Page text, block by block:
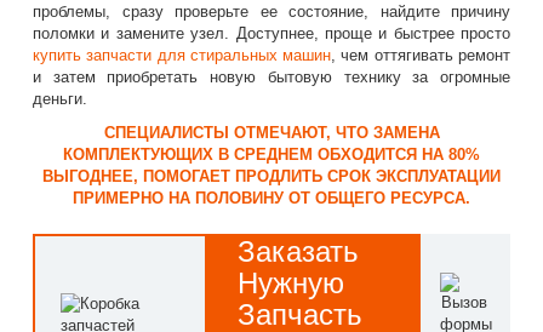
проблемы, сразу проверьте ее состояние, найдите причину
поломки и замените узел. Доступнее, проще и быстрее просто
купить запчасти для стиральных машин , чем оттягивать ремонт
и затем приобретать новую бытовую технику за огромные
деньги.
СПЕЦИАЛИСТЫ ОТМЕЧАЮТ, ЧТО ЗАМЕНА
КОМПЛЕКТУЮЩИХ В СРЕДНЕМ ОБХОДИТСЯ НА 80%
ВЫГОДНЕЕ, ПОМОГАЕТ ПРОДЛИТЬ СРОК ЭКСПЛУАТАЦИИ
ПРИМЕРНО НА ПОЛОВИНУ ОТ ОБЩЕГО РЕСУРСА.
Заказать
Нужную
Запчасть